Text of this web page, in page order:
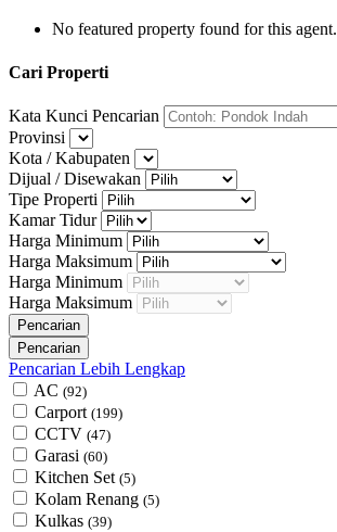
No featured property found for this agent.
Cari Properti
Kata Kunci Pencarian
Provinsi
Kota / Kabupaten
Dijual / Disewakan
Tipe Properti
Kamar Tidur
Harga Minimum
Harga Maksimum
Harga Minimum
Harga Maksimum
Pencarian Lebih Lengkap
AC (92)
Carport (199)
CCTV (47)
Garasi (60)
Kitchen Set (5)
Kolam Renang (5)
Kulkas (39)